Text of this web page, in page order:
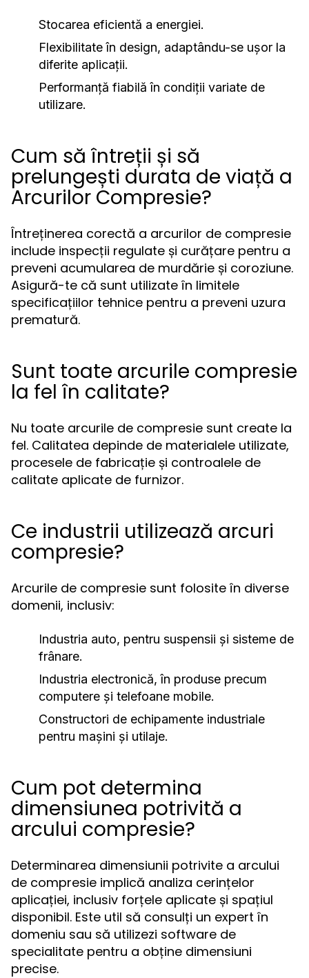
Stocarea eficientă a energiei.
Flexibilitate în design, adaptându-se ușor la
diferite aplicații.
Performanță fiabilă în condiții variate de
utilizare.
Cum să întreții și să
prelungești durata de viață a
Arcurilor Compresie?
Întreținerea corectă a arcurilor de compresie
include inspecții regulate și curățare pentru a
preveni acumularea de murdărie și coroziune.
Asigură-te că sunt utilizate în limitele
specificațiilor tehnice pentru a preveni uzura
prematură.
Sunt toate arcurile compresie
la fel în calitate?
Nu toate arcurile de compresie sunt create la
fel. Calitatea depinde de materialele utilizate,
procesele de fabricație și controalele de
calitate aplicate de furnizor.
Ce industrii utilizează arcuri
compresie?
Arcurile de compresie sunt folosite în diverse
domenii, inclusiv:
Industria auto, pentru suspensii și sisteme de
frânare.
Industria electronică, în produse precum
computere și telefoane mobile.
Constructori de echipamente industriale
pentru mașini și utilaje.
Cum pot determina
dimensiunea potrivită a
arcului compresie?
Determinarea dimensiunii potrivite a arcului
de compresie implică analiza cerințelor
aplicației, inclusiv forțele aplicate și spațiul
disponibil. Este util să consulți un expert în
domeniu sau să utilizezi software de
specialitate pentru a obține dimensiuni
precise.